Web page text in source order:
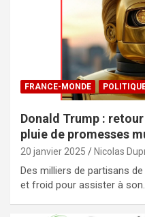
FRANCE-MONDE
Donald Trump :
pluie de promesses
20 janvier 2025 Nicolas
Des milliers de partisans
et froid pour assister à